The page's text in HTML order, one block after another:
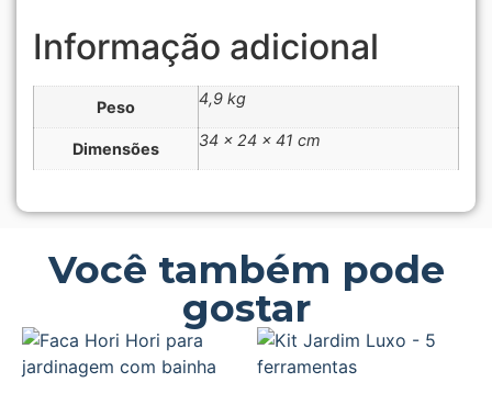
Informação adicional
Peso 4,9 kg
Dimensões 34 × 24 × 41 cm
Você também pode
gostar